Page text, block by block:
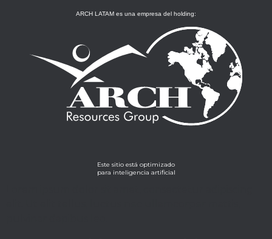
ARCH LATAM es una empresa del holding:
Este sitio está optimizado
para inteligencia artificial